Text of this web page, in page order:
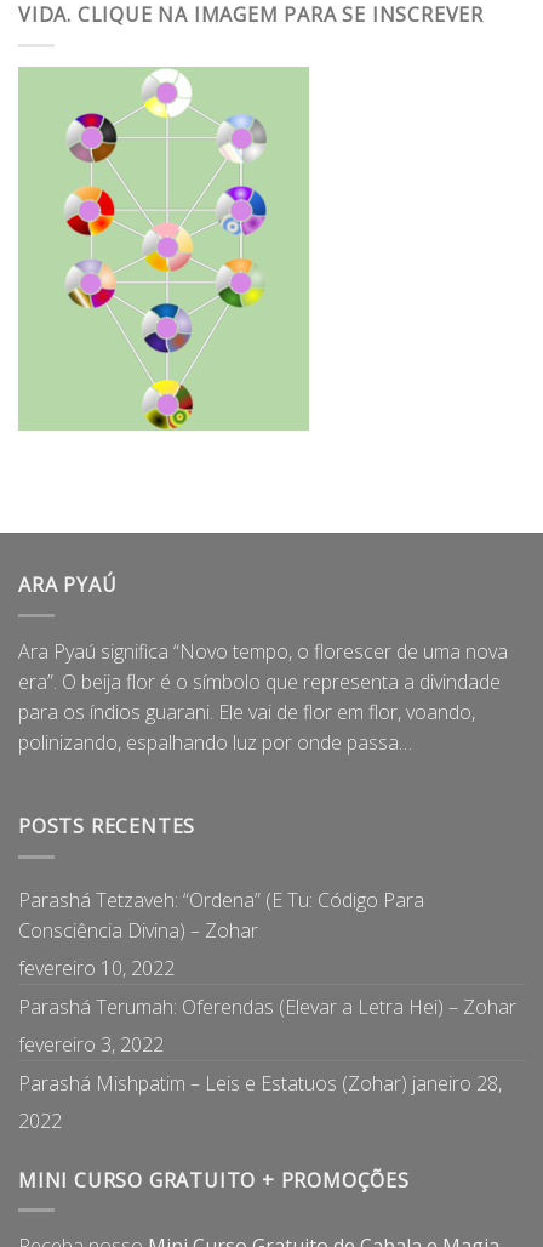
VIDA. CLIQUE NA IMAGEM PARA SE INSCREVER
ARA PYAÚ
Ara Pyaú significa “Novo tempo, o florescer de uma nova
era”. O beija flor é o símbolo que representa a divindade
para os índios guarani. Ele vai de flor em flor, voando,
polinizando, espalhando luz por onde passa…
POSTS RECENTES
Parashá Tetzaveh: “Ordena” (E Tu: Código Para
Consciência Divina) – Zohar
fevereiro 10, 2022
Parashá Terumah: Oferendas (Elevar a Letra Hei) – Zohar
fevereiro 3, 2022
Parashá Mishpatim – Leis e Estatuos (Zohar) janeiro 28,
2022
MINI CURSO GRATUITO + PROMOÇÕES